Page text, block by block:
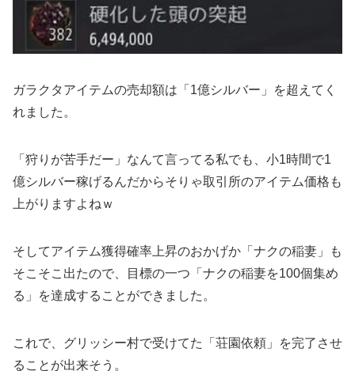
ガラクタアイテムの売却額は「1億シルバー」を超えてく
れました。
「狩りが苦手だー」なんて言ってる私でも、小1時間で1
億シルバー稼げるんだからそりゃ取引所のアイテム価格も
上がりますよねｗ
そしてアイテム獲得確率上昇のおかげか「ナクの稲妻」も
そこそこ出たので、目標の一つ「ナクの稲妻を100個集め
る」を達成することができました。
これで、グリッシー村で受けてた「荘園依頼」を完了させ
ることが出来そう。